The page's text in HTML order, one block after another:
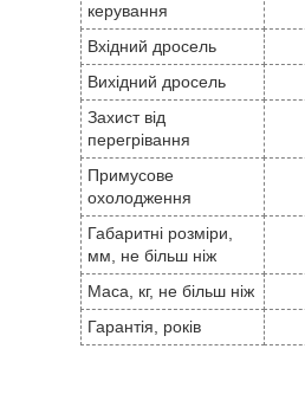
керування
Вхідний дросель
Вихідний дросель
Захист від
перегрівання
Примусове
охолодження
Габаритні розміри,
мм, не більш ніж
Маса, кг, не більш ніж
Гарантія, років